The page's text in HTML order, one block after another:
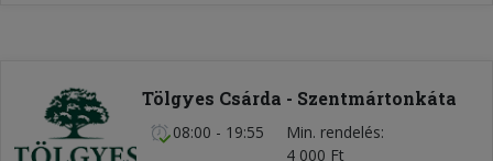
Tölgyes Csárda - Szentmártonkáta
08:00 - 19:55
Min. rendelés
4 000 Ft